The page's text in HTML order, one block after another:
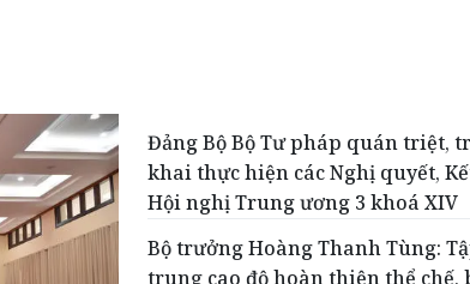
Đảng Bộ Bộ Tư pháp quán triệt,
khai thực hiện các Nghị quyết,
Hội nghị Trung ương 3 khoá XIV
Bộ trưởng Hoàng Thanh Tùng:
trung cao độ hoàn thiện thể chế,